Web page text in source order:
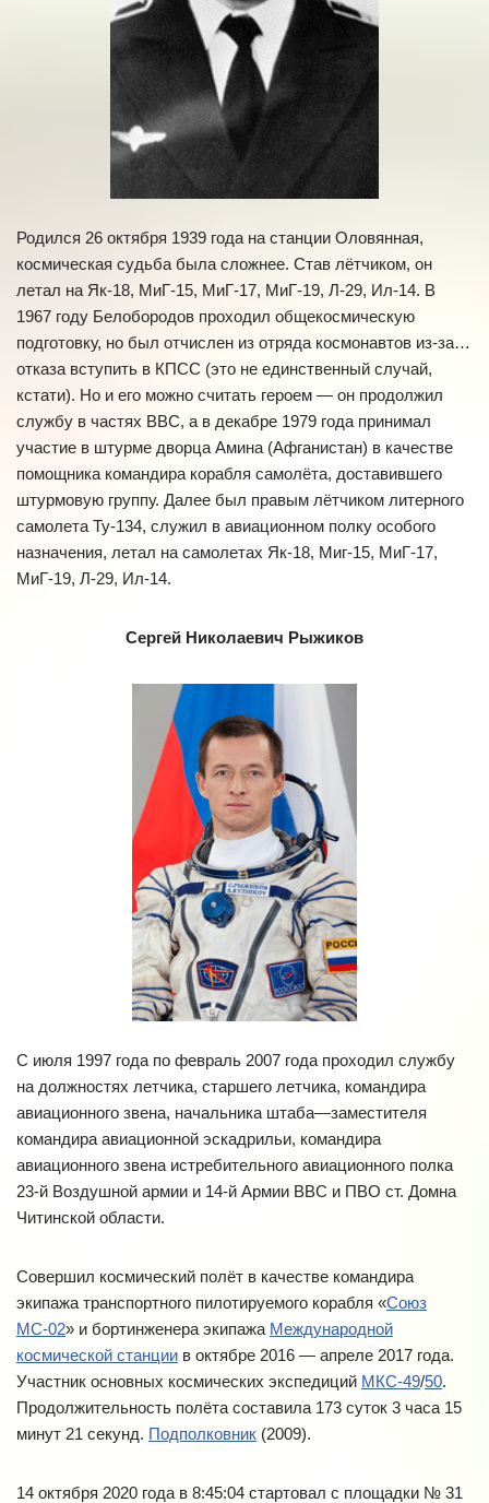
Родился 26 октября 1939 года на станции Оловянная,
космическая судьба была сложнее. Став лётчиком, он
летал на Як-18, МиГ-15, МиГ-17, МиГ-19, Л-29, Ил-14. В
1967 году Белобородов проходил общекосмическую
подготовку, но был отчислен из отряда космонавтов из-за…
отказа вступить в КПСС (это не единственный случай,
кстати). Но и его можно считать героем — он продолжил
службу в частях ВВС, а в декабре 1979 года принимал
участие в штурме дворца Амина (Афганистан) в качестве
помощника командира корабля самолёта, доставившего
штурмовую группу. Далее был правым лётчиком литерного
самолета Ту-134, служил в авиационном полку особого
назначения, летал на самолетах Як-18, Миг-15, МиГ-17,
МиГ-19, Л-29, Ил-14.
Сергей Николаевич Рыжиков
С июля 1997 года по февраль 2007 года проходил службу
на должностях летчика, старшего летчика, командира
авиационного звена, начальника штаба—заместителя
командира авиационной эскадрильи, командира
авиационного звена истребительного авиационного полка
23-й Воздушной армии и 14-й Армии ВВС и ПВО ст. Домна
Читинской области.
Совершил космический полёт в качестве командира
экипажа транспортного пилотируемого корабля «Союз
МС-02» и бортинженера экипажа Международной
космической станции в октябре 2016 — апреле 2017 года.
Участник основных космических экспедиций МКС-49/50.
Продолжительность полёта составила 173 суток 3 часа 15
минут 21 секунд. Подполковник (2009).
14 октября 2020 года в 8:45:04 стартовал с площадки № 31